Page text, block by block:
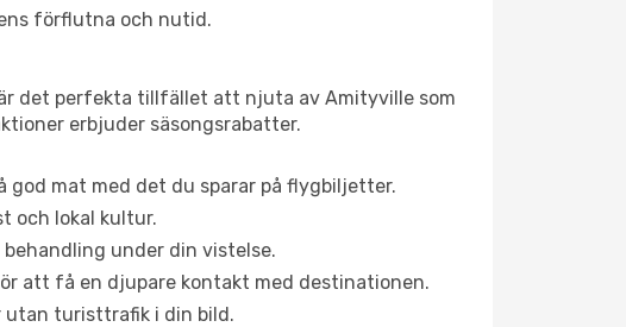
förflutna och nutid.
det perfekta tillfället att njuta av Amityville som
erbjuder säsongsrabatter.
god mat med det du sparar på flygbiljetter.
och lokal kultur.
under din vistelse.
att få en djupare kontakt med destinationen.
utan turisttrafik i din bild.